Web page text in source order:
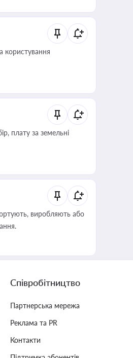
користування
плату за земельні
виробляють або
Співробітництво
Партнерська мережа
Реклама та PR
Контакти